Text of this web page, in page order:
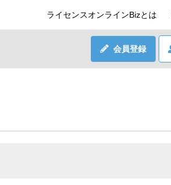
ライセンスオンラインBizとは
会員登録